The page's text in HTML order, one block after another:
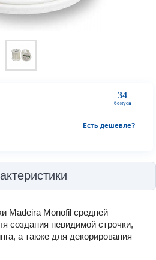
34
бонуса
Есть дешевле?
Madeira Monofil средней
создания невидимой строчки,
, а также для декорирования